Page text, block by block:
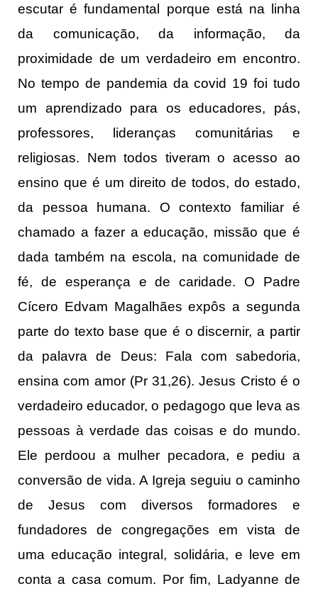
escutar é fundamental porque está na linha
da comunicação, da informação, da
proximidade de um verdadeiro em encontro.
No tempo de pandemia da covid 19 foi tudo
um aprendizado para os educadores, pás,
professores, lideranças comunitárias e
religiosas. Nem todos tiveram o acesso ao
ensino que é um direito de todos, do estado,
da pessoa humana. O contexto familiar é
chamado a fazer a educação, missão que é
dada também na escola, na comunidade de
fé, de esperança e de caridade. O Padre
Cícero Edvam Magalhães expôs a segunda
parte do texto base que é o discernir, a partir
da palavra de Deus: Fala com sabedoria,
ensina com amor (Pr 31,26). Jesus Cristo é o
verdadeiro educador, o pedagogo que leva as
pessoas à verdade das coisas e do mundo.
Ele perdoou a mulher pecadora, e pediu a
conversão de vida. A Igreja seguiu o caminho
de Jesus com diversos formadores e
fundadores de congregações em vista de
uma educação integral, solidária, e leve em
conta a casa comum. Por fim, Ladyanne de